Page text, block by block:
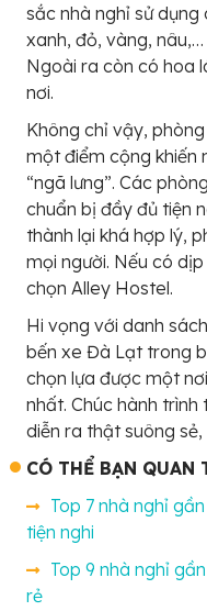
sắc nhà nghỉ sử
xanh, đỏ, vàng,
Ngoài ra còn có hoa
nơi.
Không chỉ vậy,
một điểm cộng khiến
“ngã lưng”. Các
chuẩn bị đầy đủ tiện
thành lại khá hợp lý,
mọi người. Nếu có
chọn Alley Hostel.
Hi vọng với danh
bến xe Đà Lạt trong
chọn lựa được một
nhất. Chúc hành
diễn ra thật suông
CÓ THỂ BẠN QUAN
Top 7 nhà nghỉ
tiện nghi
Top 9 nhà nghỉ
rẻ